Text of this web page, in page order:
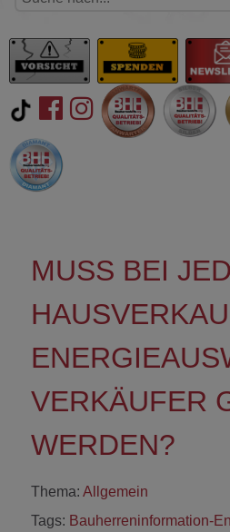
MUSS BEI
VERKÄUFER
WERDEN?
Thema: Allgemein
Tags: Bauherreninformation-